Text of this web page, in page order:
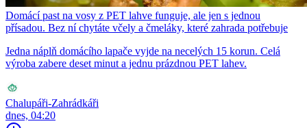
Domácí past na vosy z PET lahve funguje, ale jen s jednou
přísadou. Bez ní chytáte včely a čmeláky, které zahrada potřebuje
Jedna náplň domácího lapače vyjde na necelých 15 korun. Celá
výroba zabere deset minut a jednu prázdnou PET lahev.
Chalupáři-Zahrádkáři
dnes, 04:20